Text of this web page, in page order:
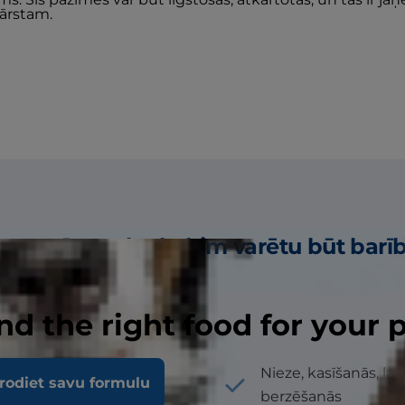
the right food for your
savu formulu
pazīmes, ka kaķim varētu būt
pūtītes vai pinnes
Nieze, kasīšanās,
berzēšanās